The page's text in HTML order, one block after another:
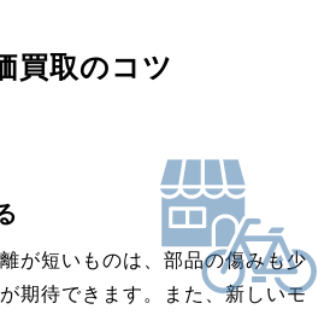
買取のコツ
が短いものは、部品の傷みも少
期待できます。また、新しいモ